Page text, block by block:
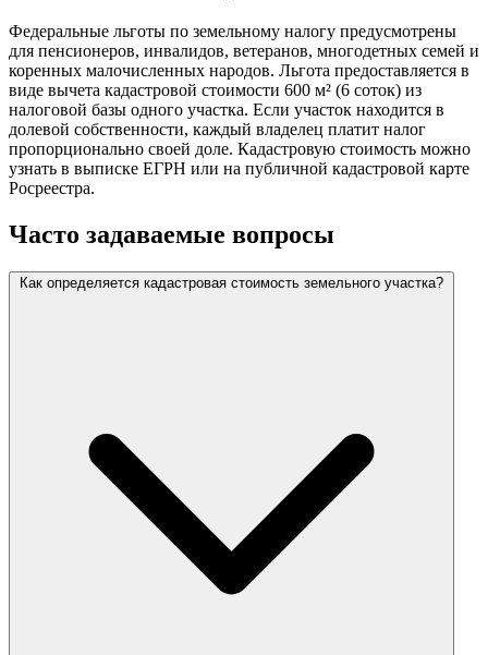
Федеральные льготы по земельному налогу предусмотрены
для пенсионеров, инвалидов, ветеранов, многодетных семей и
коренных малочисленных народов. Льгота предоставляется в
виде вычета кадастровой стоимости 600 м² (6 соток) из
налоговой базы одного участка. Если участок находится в
долевой собственности, каждый владелец платит налог
пропорционально своей доле. Кадастровую стоимость можно
узнать в выписке ЕГРН или на публичной кадастровой карте
Росреестра.
Часто задаваемые вопросы
Как определяется кадастровая стоимость земельного участка?